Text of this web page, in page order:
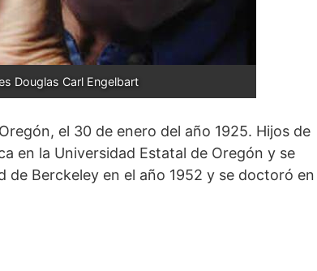
Douglas Carl Engelbart
el 30 de enero del año 1925. Hijos de
en la Universidad Estatal de Oregón y se
de Berckeley en el año 1952 y se doctoró en